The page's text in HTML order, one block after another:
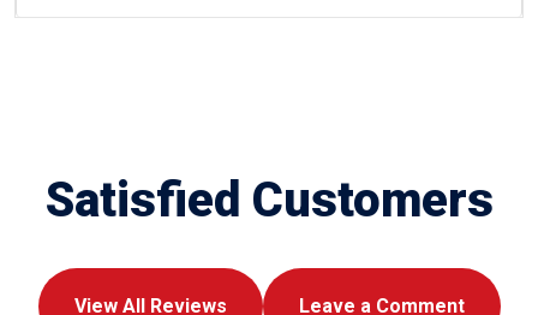
Satisfied Customers
View All Reviews Leave a Comment